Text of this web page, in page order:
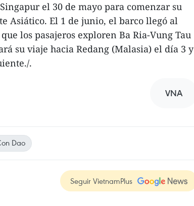
el 30 de mayo para comenzar su
Asiático. El 1 de junio, el barco llegó al
los pasajeros exploren Ba Ria-Vung Tau
su viaje hacia Redang (Malasia) el día 3 y
.
VNA
Dao
Seguir VietnamPlus